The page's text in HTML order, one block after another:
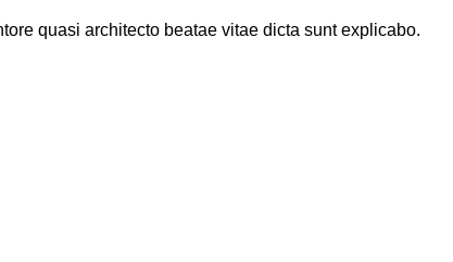
quasi architecto beatae vitae dicta sunt explicabo.